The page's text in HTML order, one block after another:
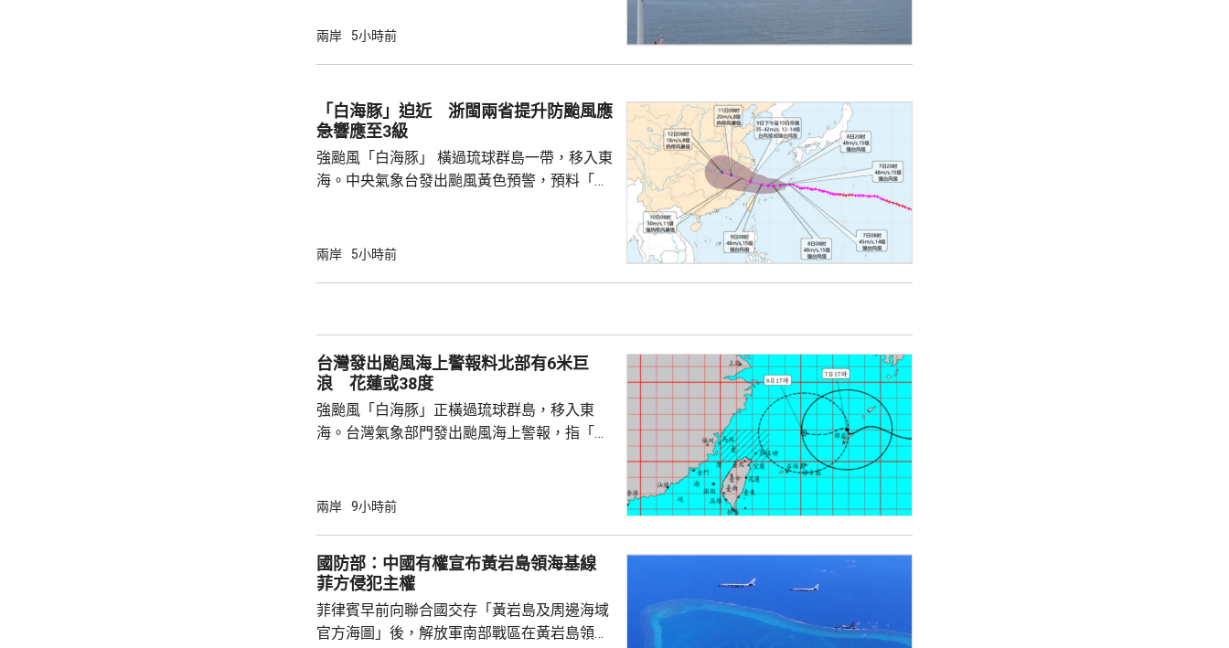
個中國，台灣是中國領土不可分割的一部分，
為深化彼此合作提供了必要條件。 林劍表示，
中方願同所羅門群島持續深化新時代相互尊
重、共同發展的全面戰略夥伴關係，推動兩
國...
兩岸 5小時前
「白海豚」迫近 浙閩兩省提升防颱風應
急響應至3級
強颱風「白海豚」 橫過琉球群島一帶，移入東
海。中央氣象台發出颱風黃色預警，預料「白
午及下午4時，提升防颱風應急響應至三級。
域避風，泉州以北19條客渡運航線已停航。
浙江省氣象台預料「白海豚」有較...
兩岸 5小時前
台灣發出颱風海上警報料北部有6米巨
浪 花蓮或38度
強颱風「白海豚」正橫過琉球群島，移入東
海。台灣氣象部門發出颱風海上警報，指「白
岸、蘭嶼、綠島、恆春半島及馬祖易有湧浪，
門又指，受颱風外圍環流沉降影響，台灣多地
天氣高溫炎熱，宜蘭縣及花蓮縣可能出現焚風
現象，花蓮縣可能出現攝氏38度高溫，台北
市...
兩岸 9小時前
國防部：中國有權宣布黃岩島領海基線
菲方侵犯主權
菲律賓早前向聯合國交存「黃岩島及周邊海域
官方海圖」後，解放軍南部戰區在黃岩島領